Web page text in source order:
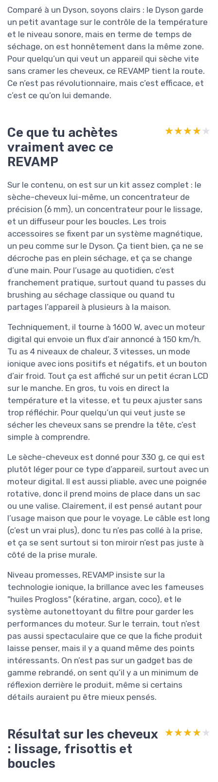
Comparé à un Dyson, soyons clairs : le Dyson garde
un petit avantage sur le contrôle de la température
et le niveau sonore, mais en terme de temps de
séchage, on est honnêtement dans la même zone.
Pour quelqu’un qui veut un appareil qui sèche vite
sans cramer les cheveux, ce REVAMP tient la route.
Ce n’est pas révolutionnaire, mais c’est efficace, et
c’est ce qu’on lui demande.
Ce que tu achètes
vraiment avec ce
REVAMP
★★★★★
★★★★★
Sur le contenu, on est sur un kit assez complet : le
sèche-cheveux lui-même, un concentrateur de
précision (6 mm), un concentrateur pour le lissage,
et un diffuseur pour les boucles. Les trois
accessoires se fixent par un système magnétique,
un peu comme sur le Dyson. Ça tient bien, ça ne se
décroche pas en plein séchage, et ça se change
d’une main. Pour l’usage au quotidien, c’est
franchement pratique, surtout quand tu passes du
brushing au séchage classique ou quand tu
partages l’appareil à plusieurs à la maison.
Techniquement, il tourne à 1600 W, avec un moteur
digital qui envoie un flux d’air annoncé à 150 km/h.
Tu as 4 niveaux de chaleur, 3 vitesses, un mode
ionique avec ions positifs et négatifs, et un bouton
d’air froid. Tout ça est affiché sur un petit écran LCD
sur le manche. En gros, tu vois en direct la
température et la vitesse, et tu peux ajuster sans
trop réfléchir. Pour quelqu’un qui veut juste se
sécher les cheveux sans se prendre la tête, c’est
simple à comprendre.
Le sèche-cheveux est donné pour 330 g, ce qui est
plutôt léger pour ce type d’appareil, surtout avec un
moteur digital. Il est aussi pliable, avec une poignée
rotative, donc il prend moins de place dans un sac
ou une valise. Clairement, il est pensé autant pour
l’usage maison que pour le voyage. Le câble est long
(c’est un vrai plus), donc tu n’es pas collé à la prise,
et ça se sent surtout si ton miroir n’est pas juste à
côté de la prise murale.
Niveau promesses, REVAMP insiste sur la
technologie ionique, la brillance avec les fameuses
"huiles Progloss" (kératine, argan, coco), et le
système autonettoyant du filtre pour garder les
performances du moteur. Sur le terrain, tout n’est
pas aussi spectaculaire que ce que la fiche produit
laisse penser, mais il y a quand même des points
intéressants. On n’est pas sur un gadget bas de
gamme rebrandé, on sent qu’il y a un minimum de
réflexion derrière le produit, même si certains
détails auraient pu être mieux pensés.
Résultat sur les cheveux
: lissage, frisottis et
boucles
★★★★★
★★★★★